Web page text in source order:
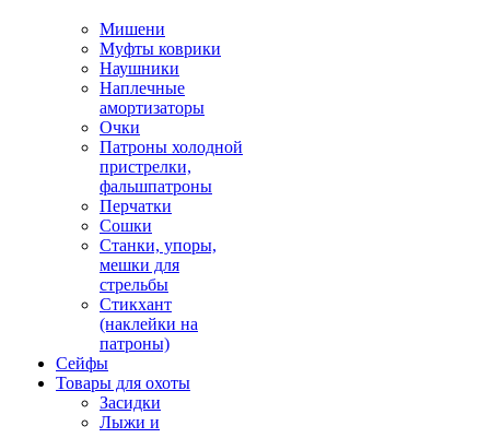
Мишени
Муфты коврики
Наушники
Наплечные
амортизаторы
Очки
Патроны холодной
пристрелки,
фальшпатроны
Перчатки
Сошки
Станки, упоры,
мешки для
стрельбы
Стикхант
(наклейки на
патроны)
Сейфы
Товары для охоты
Засидки
Лыжи и